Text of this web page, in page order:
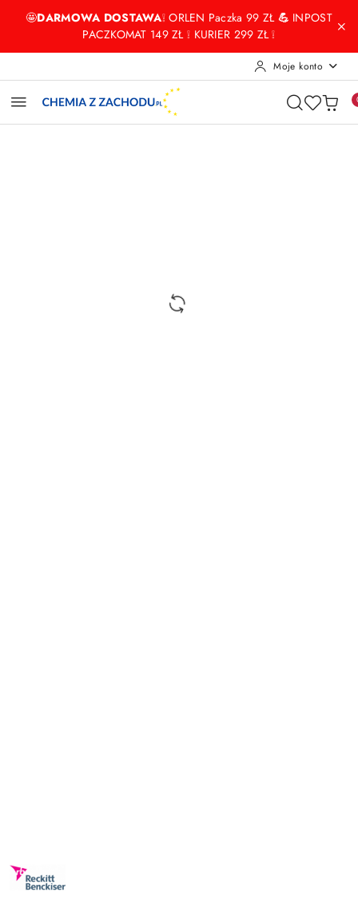
Przejdź do treści głównej
Przejdź do wyszukiwarki
Przejdź do moje konto
Przejdź do menu głównego
Przejdź do opisu produktu
Przejdź do stopki
🤩DARMOWA DOSTAWA❕ ORLEN Paczka 99 ZŁ💪 INPOST
PACZKOMAT 149 ZŁ ❕ KURIER 299 ZŁ ❕
Moje konto
PRODUCENTA:
RECKITT
BENCKISER